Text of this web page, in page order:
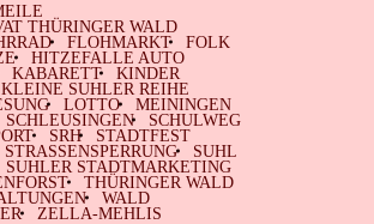
THÜRINGER WALD
FLOHMARKT
FOLK
HITZEFALLE AUTO
KABARETT
KINDER
KLEINE SUHLER REIHE
LOTTO
MEININGEN
SCHLEUSINGEN
SCHULWEG
SRH
STADTFEST
STRASSENSPERRUNG
SUHL
SUHLER STADTMARKETING
THÜRINGER WALD
WALD
ZELLA-MEHLIS